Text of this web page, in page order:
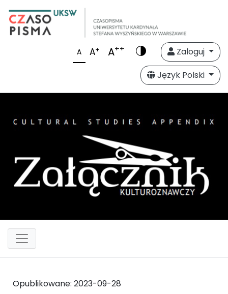
A A+ A++
Zaloguj
Język Polski
Opublikowane: 2023-09-28